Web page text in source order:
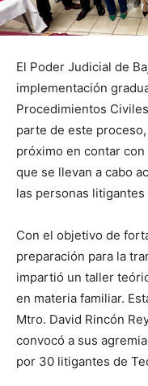
El Poder Judicial de
implementación
Procedimientos
parte de este
próximo en contar
que se llevan a cabo
las personas
Con el objetivo de
preparación para la
impartió un taller
en materia familiar.
Mtro. David Rincón
convocó a sus
por 30 litigantes de